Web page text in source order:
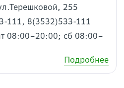
255
111, 8(3532)533-111
08:00–20:00; сб 08:00–
Подробнее